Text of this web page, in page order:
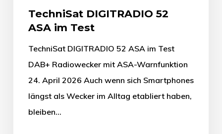
TechniSat DIGITRADIO 52
ASA im Test
TechniSat DIGITRADIO 52 ASA im Test
DAB+ Radiowecker mit ASA-Warnfunktion
24. April 2026 Auch wenn sich Smartphones
längst als Wecker im Alltag etabliert haben,
bleiben…